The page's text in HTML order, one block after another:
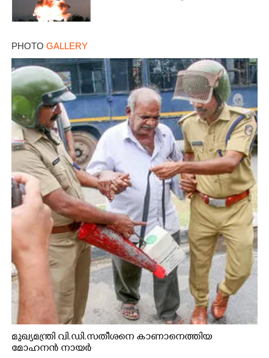
PHOTO GALLERY
മുഖ്യമന്ത്രി വി.ഡി.സതീശനെ കാണാനെത്തിയ
മോഹനൻ നായർ